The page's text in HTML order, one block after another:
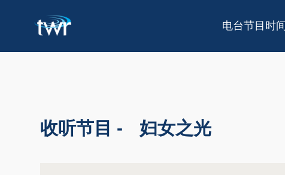
电台节目时
收听节目 - 妇女之光